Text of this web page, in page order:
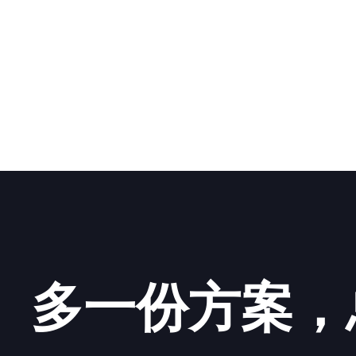
多一份方案